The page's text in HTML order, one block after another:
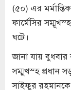
(৫০) এর
ফার্মেসির
ঘটে।
জানা যায় বুধবার
সম্মুখস্হ প্রধান
সাইফুর